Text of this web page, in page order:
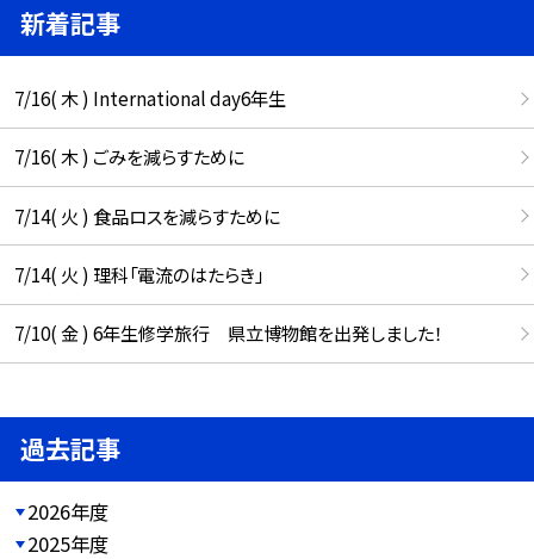
新着記事
7/16( 木 ) International day6年生
7/16( 木 ) ごみを減らすために
7/14( 火 ) 食品ロスを減らすために
7/14( 火 ) 理科「電流のはたらき」
7/10( 金 ) 6年生修学旅行 県立博物館を出発しました！
過去記事
2026年度
2025年度